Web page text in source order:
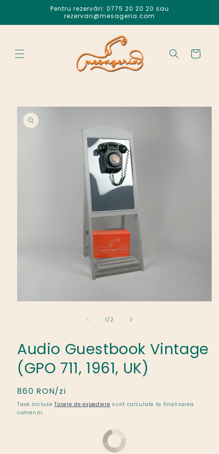
Pentru rezervări: 0775 20 20 20 sau
rezervari@mesageria.com
Coș
informațiile
despre
produs
fereastră
modală
1 /din
2
Audio Guestbook Vintage
(GPO 711, 1961, UK)
Preț
obișnuit
860 RON/zi
Taxe incluseTaxele de expediere sunt calculate la finalizarea
comenzii.